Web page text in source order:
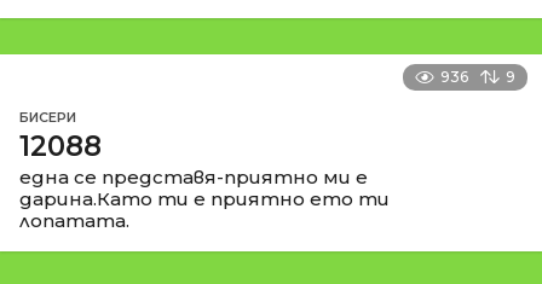
936 9
БИСЕРИ
12088
една се представя-приятно ми е
дарина.Като ти е приятно ето ти
лопатата.